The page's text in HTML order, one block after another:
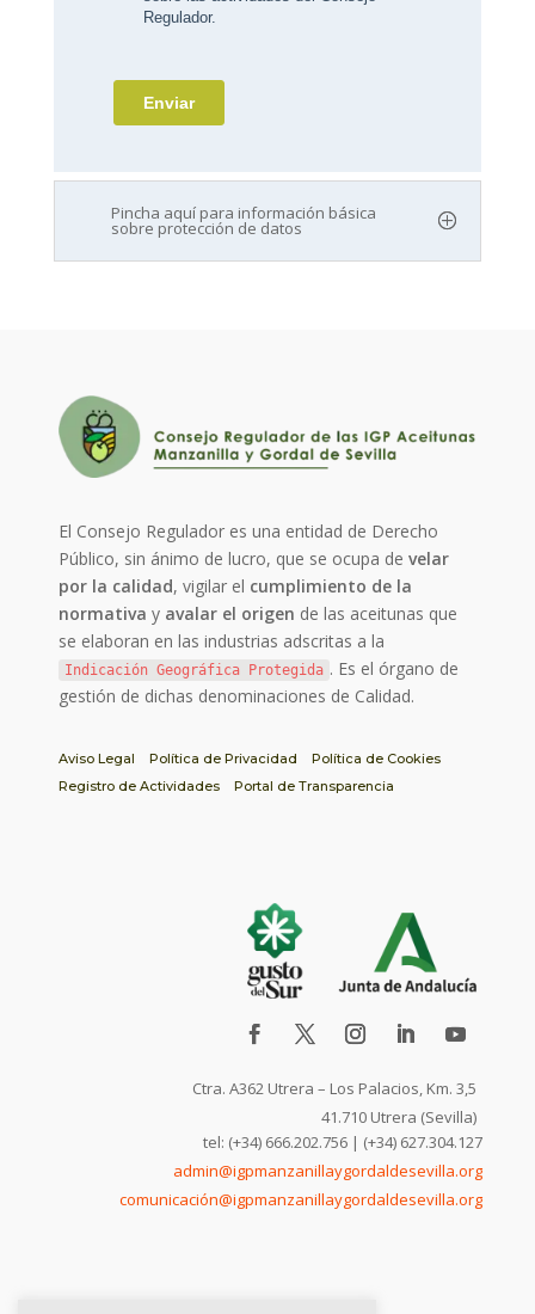
Pincha aquí para información básica
sobre protección de datos
El Consejo Regulador es una entidad de Derecho
Público, sin ánimo de lucro, que se ocupa develar
por la calidad, vigilar el cumplimiento de la
normativa y avalar el origen de las aceitunas que
se elaboran en las industrias adscritas a la
Indicación Geográfica Protegida . Es el órgano de
gestión de dichas denominaciones de Calidad.
Aviso Legal Política de Privacidad
Política de Cookies
Registro de Actividades
Portal de Transparencia
Ctra. A362 Utrera – Los Palacios, Km. 3,5
41.710 Utrera (Sevilla)
tel: (+34) 666.202.756 | (+34) 627.304.127
admin@igpmanzanillaygordaldesevilla.org
comunicación@igpmanzanillaygordaldesevilla.org